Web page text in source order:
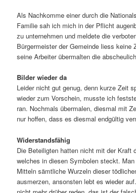
Als Nachkomme einer durch die
Familie sah ich mich in der Pflicht
zu unternehmen und meldete die
Bürgermeister der Gemeinde liess keine
seine Arbeiter übermalten die
Bilder wieder da
Leider nicht gut genug, denn kurze Zeit
wieder zum Vorschein, musste ich
ran. Nochmals übermalen, diesmal mit
nur hoffen, dass es diesmal endgültig
Widerstandsfähig
Die Beteiligten hatten nicht mit der Kraft
welches in diesen Symbolen steckt.
Mitteln sämtliche Wurzeln dieser
ausmerzen, ansonsten lebt es wieder